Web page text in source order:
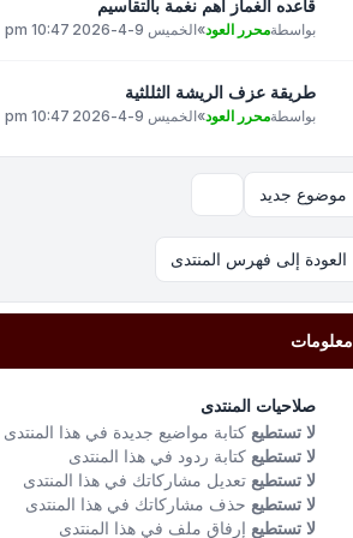
قاعده الغماز اهم نغمة بالتقاسيم
بواسطةمحرر العود»الخميس 9-4-2026 10:47 pm
طريقة عزف الريشة الثللثية
بواسطةمحرر العود»الخميس 9-4-2026 10:47 pm
موضوع جديد
العودة إلى فهرس المنتدى
معلومات
صلاحيات المنتدى
لا تستطيع كتابة مواضيع جديدة في هذا المنتدى
لا تستطيع كتابة ردود في هذا المنتدى
لا تستطيع تعديل مشاركاتك في هذا المنتدى
لا تستطيع حذف مشاركاتك في هذا المنتدى
لا تستطيع إرفاق ملف في هذا المنتدى